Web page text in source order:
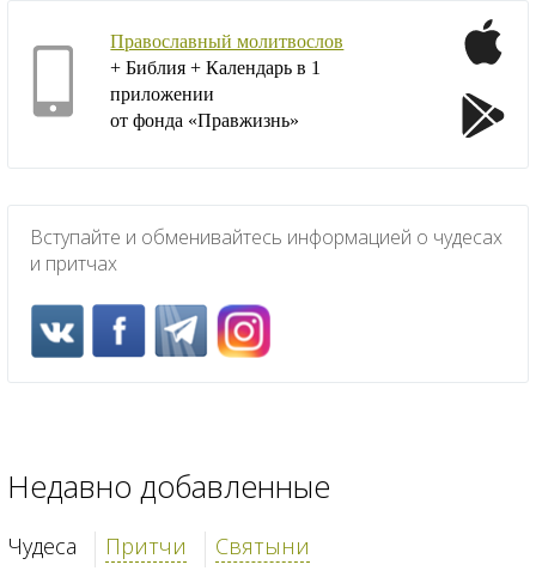
Православный молитвослов
+ Библия + Календарь в 1
приложении
от фонда «Правжизнь»
Вступайте и обменивайтесь информацией о чудесах
и притчах
Недавно добавленные
Чудеса Притчи Святыни